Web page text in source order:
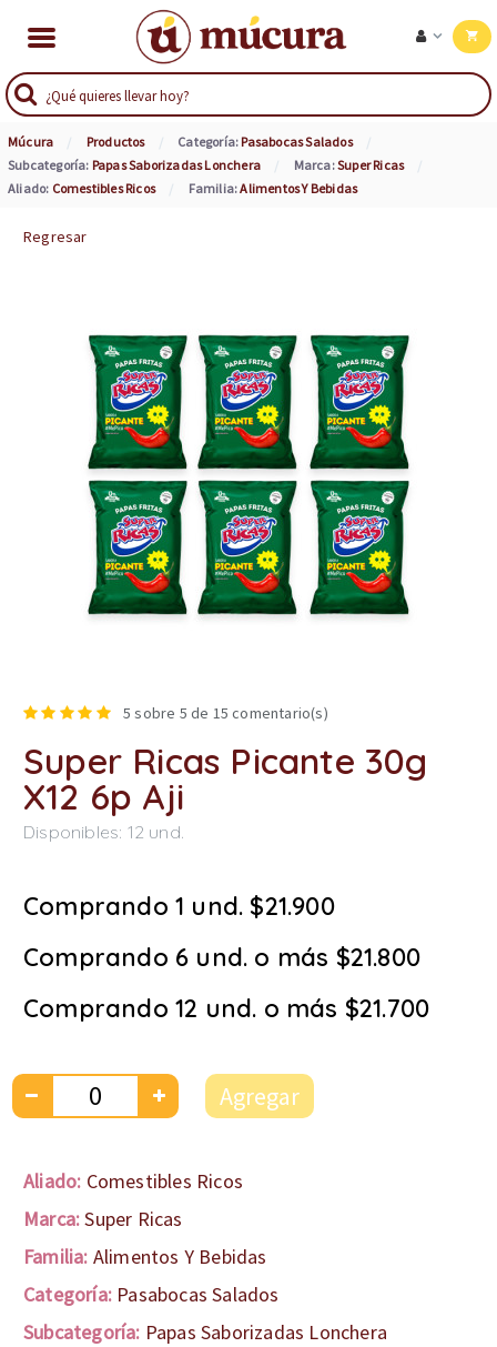
Múcura Productos Categoría: Pasabocas Salados
Subcategoría: Papas Saborizadas Lonchera Marca:Super Ricas
Aliado: Comestibles Ricos Familia:Alimentos Y Bebidas
Regresar
5 sobre 5 de 15 comentario(s)
Super Ricas Picante 30g
X12 6p Aji
Disponibles: 12 und.
Comprando 1 und. $21.900
Comprando 6 und. o más $21.800
Comprando 12 und. o más $21.700
Agregar
Aliado: Comestibles Ricos
Marca:Super Ricas
Familia: Alimentos Y Bebidas
Categoría: Pasabocas Salados
Subcategoría: Papas Saborizadas Lonchera